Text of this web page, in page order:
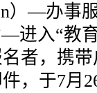
）—办事
进入“教
者，携
，于7月